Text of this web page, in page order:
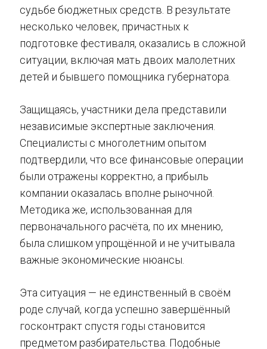
судьбе бюджетных средств. В результате
несколько человек, причастных к
подготовке фестиваля, оказались в сложной
ситуации, включая мать двоих малолетних
детей и бывшего помощника губернатора.
Защищаясь, участники дела представили
независимые экспертные заключения.
Специалисты с многолетним опытом
подтвердили, что все финансовые операции
были отражены корректно, а прибыль
компании оказалась вполне рыночной.
Методика же, использованная для
первоначального расчёта, по их мнению,
была слишком упрощённой и не учитывала
важные экономические нюансы.
Эта ситуация — не единственный в своём
роде случай, когда успешно завершённый
госконтракт спустя годы становится
предметом разбирательства. Подобные